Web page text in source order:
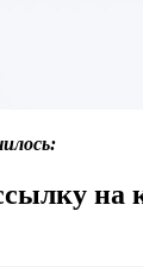
на